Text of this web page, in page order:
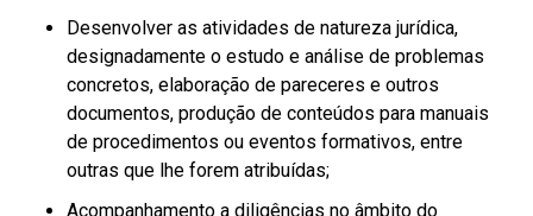
Desenvolver as atividades de natureza jurídica,
designadamente o estudo e análise de problemas
concretos, elaboração de pareceres e outros
documentos, produção de conteúdos para manuais
de procedimentos ou eventos formativos, entre
outras que lhe forem atribuídas;
Acompanhamento a diligências no âmbito do